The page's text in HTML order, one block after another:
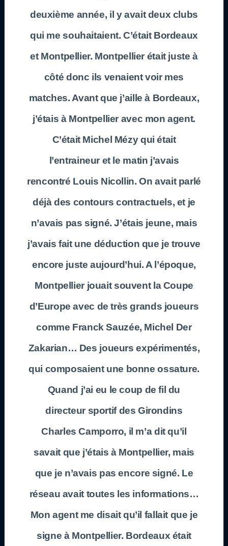
deuxième année, il y avait deux clubs
qui me souhaitaient. C’était Bordeaux
et Montpellier. Montpellier était juste à
côté donc ils venaient voir mes
matches. Avant que j’aille à Bordeaux,
j’étais à Montpellier avec mon agent.
C’était Michel Mézy qui était
l’entraineur et le matin j’avais
rencontré Louis Nicollin. On avait parlé
déjà des contours contractuels, et je
n’avais pas signé. J’étais jeune, mais
j’avais fait une déduction que je trouve
encore juste aujourd’hui. A l’époque,
Montpellier jouait souvent la Coupe
d’Europe avec de très grands joueurs
comme Franck Sauzée, Michel Der
Zakarian… Des joueurs expérimentés,
qui composaient une bonne ossature.
Quand j’ai eu le coup de fil du
directeur sportif des Girondins
Charles Camporro, il m’a dit qu’il
savait que j’étais à Montpellier, mais
que je n’avais pas encore signé. Le
réseau avait toutes les informations…
Mon agent me disait qu’il fallait que je
signe à Montpellier. Bordeaux était